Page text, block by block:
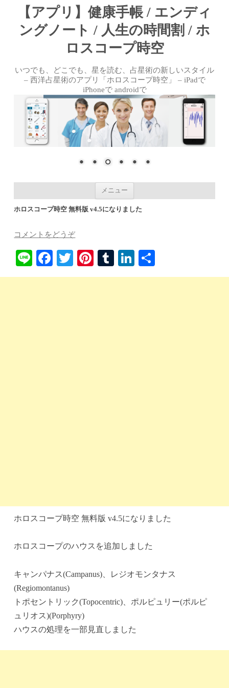
【アプリ】健康手帳 / エンディ
ングノート / 人生の時間割 / ホ
ロスコープ時空
いつでも、どこでも、星を読む、占星術の新しいスタイル
– 西洋占星術のアプリ「ホロスコープ時空」 – iPadで
iPhoneで androidで
メニュー
ホロスコープ時空 無料版 v4.5になりました
コメントをどうぞ
Li
ne
Fa
ce
T
wi
Pi
nt
T
u
Li
nk 有
ホロスコープ時空 無料版 v4.5になりました
ホロスコープのハウスを追加しました
キャンパナス(Campanus)、レジオモンタナス
(Regiomontanus)
トポセントリック(Topocentric)、ポルピュリー(ポルピ
ュリオス)(Porphyry)
ハウスの処理を一部見直しました